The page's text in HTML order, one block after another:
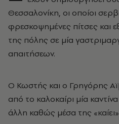
Θεσσαλονίκη, οι οποίοι
φρεσκοψημένες πίτσες και
της πόλης σε μία
απαιτήσεων.
Ο Κωστής και ο Γρηγόρης
από το καλοκαίρι μία
άλλη καθώς μέσα της